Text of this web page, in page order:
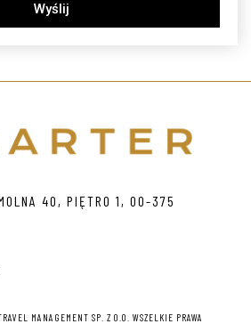
Wyślij
40, PIĘTRO 1, 00-375
MANAGEMENT SP. Z O.O. WSZELKIE PRAWA